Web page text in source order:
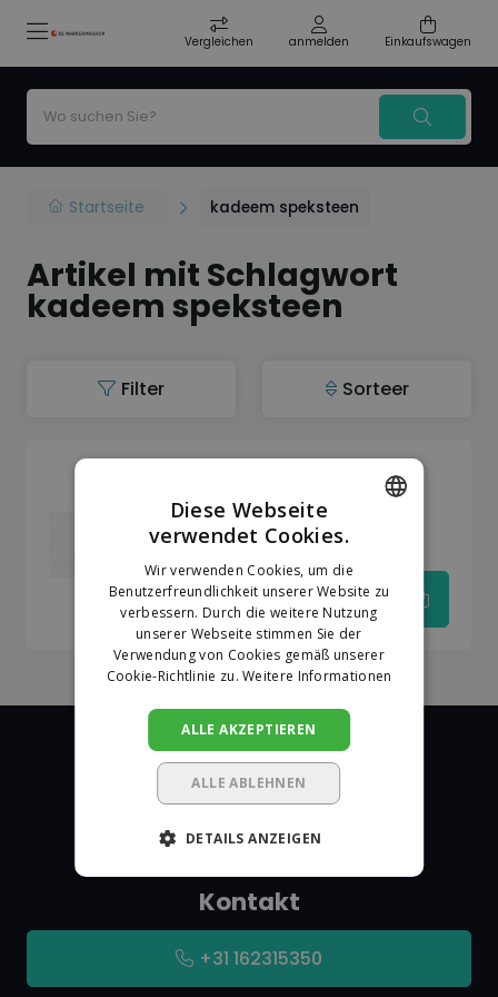
Vergleichen anmelden Einkaufswagen
Startseite kadeem speksteen
Artikel mit Schlagwort
kadeem speksteen
Filter Sorteer
Kadeem Speckstein
100x10x10 mm
€18,01
De Markeringshop
Kontakt
+31 162315350
DUTCH
GERMAN
Diese Webseite
verwendet Cookies.
Wir verwenden Cookies, um die
Benutzerfreundlichkeit unserer Website zu
verbessern. Durch die weitere Nutzung
unserer Webseite stimmen Sie der
Verwendung von Cookies gemäß unserer
Cookie-Richtlinie zu. Weitere Informationen
ALLE AKZEPTIEREN
ALLE ABLEHNEN
DETAILS ANZEIGEN